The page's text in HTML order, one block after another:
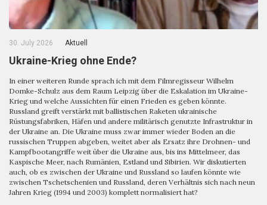
30. July 2026 Aktuell
Ukraine-Krieg ohne Ende?
In einer weiteren Runde sprach ich mit dem Filmregisseur Wilhelm
Domke-Schulz aus dem Raum Leipzig über die Eskalation im Ukraine-
Krieg und welche Aussichten für einen Frieden es geben könnte.
Russland greift verstärkt mit ballistischen Raketen ukrainische
Rüstungsfabriken, Häfen und andere militärisch genutzte Infrastruktur in
der Ukraine an. Die Ukraine muss zwar immer wieder Boden an die
russischen Truppen abgeben, weitet aber als Ersatz ihre Drohnen- und
Kampfbootangriffe weit über die Ukraine aus, bis ins Mittelmeer, das
Kaspische Meer, nach Rumänien, Estland und Sibirien. Wir diskutierten
auch, ob es zwischen der Ukraine und Russland so laufen könnte wie
zwischen Tschetschenien und Russland, deren Verhältnis sich nach neun
Jahren Krieg (1994 und 2003) komplett normalisiert hat?